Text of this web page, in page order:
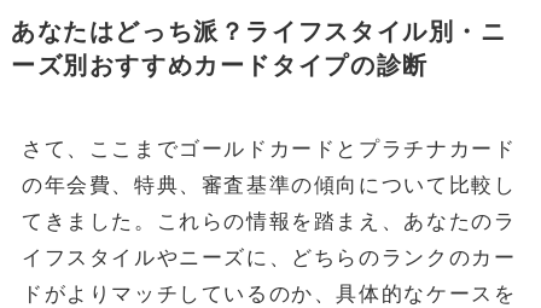
あなたはどっち派？ライフスタイル別・ニ
ーズ別おすすめカードタイプの診断
さて、ここまでゴールドカードとプラチナカード
の年会費、特典、審査基準の傾向について比較し
てきました。これらの情報を踏まえ、あなたのラ
イフスタイルやニーズに、どちらのランクのカー
ドがよりマッチしているのか、具体的なケースを